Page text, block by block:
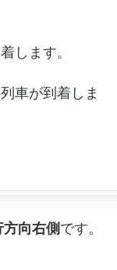
します。
車が到着しま
方向右側です。